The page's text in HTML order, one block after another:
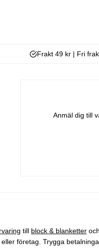
Frakt 49 kr | Fri
Anmäl dig till
till block & blanketter och
företag. Trygga